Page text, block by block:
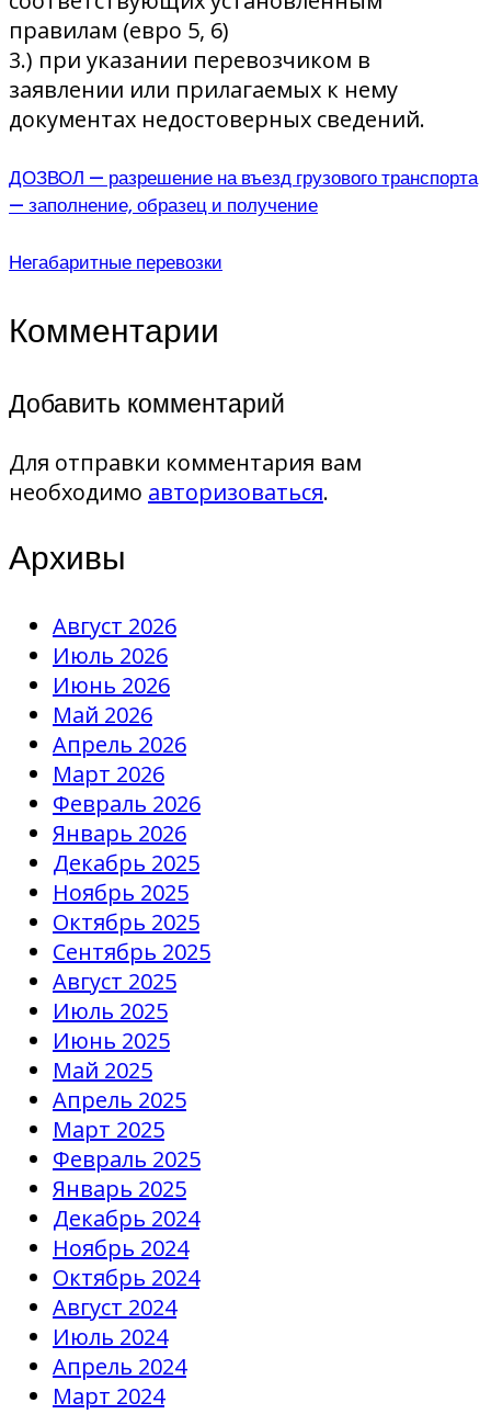
правилам (евро 5, 6)
3.) при указании перевозчиком в
заявлении или прилагаемых к нему
документах недостоверных сведений.
ДОЗВОЛ — разрешение на въезд грузового транспорта
— заполнение, образец и получение
Негабаритные перевозки
Комментарии
Добавить комментарий
Для отправки комментария вам
необходимо авторизоваться.
Архивы
Август 2026
Июль 2026
Июнь 2026
Май 2026
Апрель 2026
Март 2026
Февраль 2026
Январь 2026
Декабрь 2025
Ноябрь 2025
Октябрь 2025
Сентябрь 2025
Август 2025
Июль 2025
Июнь 2025
Май 2025
Апрель 2025
Март 2025
Февраль 2025
Январь 2025
Декабрь 2024
Ноябрь 2024
Октябрь 2024
Август 2024
Июль 2024
Апрель 2024
Март 2024